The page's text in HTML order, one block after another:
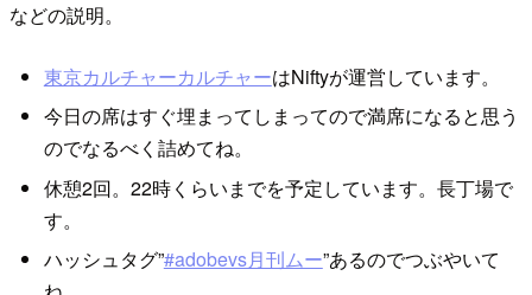
などの説明。
東京カルチャーカルチャーはNiftyが運営しています。
今日の席はすぐ埋まってしまってので満席になると思う
のでなるべく詰めてね。
休憩2回。22時くらいまでを予定しています。長丁場で
す。
ハッシュタグ”#adobevs月刊ムー”あるのでつぶやいて